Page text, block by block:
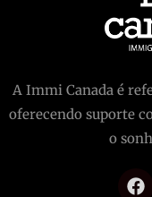
A Immi Canada é
oferecendo suporte
o